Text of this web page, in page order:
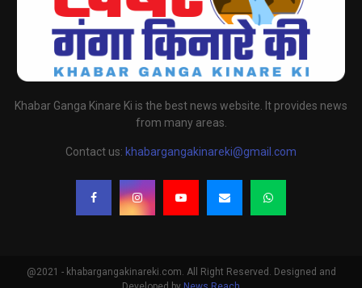
Khabar Ganga Kinare Ki is the best news website. It provides news
from many areas.
Contact us: khabargangakinareki@gmail.com
@2021 - khabargangakinareki.com. All Right Reserved. Designed and